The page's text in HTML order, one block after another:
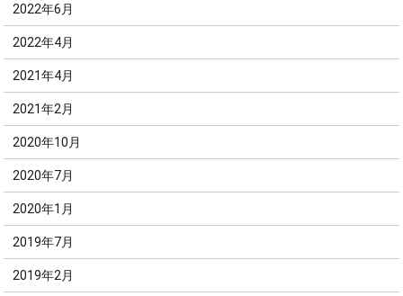
2022年6月
2022年4月
2021年4月
2021年2月
2020年10月
2020年7月
2020年1月
2019年7月
2019年2月